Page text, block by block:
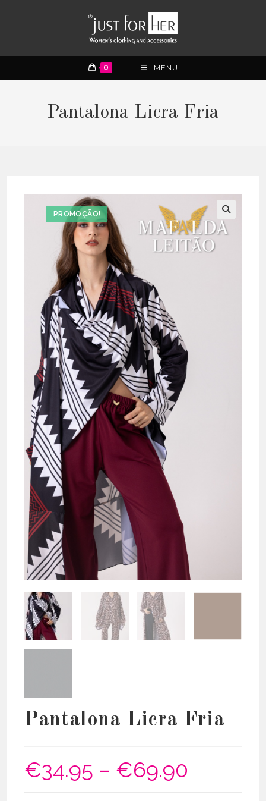
0 MENU
Pantalona Licra Fria
PROMOÇÃO!
🔍
Pantalona Licra Fria
€34.95 – €69.90